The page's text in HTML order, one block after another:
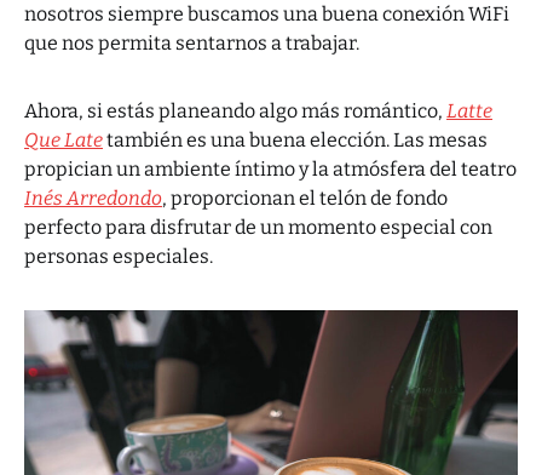
nosotros siempre buscamos una buena conexión WiFi
que nos permita sentarnos a trabajar.
Ahora, si estás planeando algo más romántico, Latte
Que Latetambién es una buena elección. Las mesas
propician un ambiente íntimo y la atmósfera del teatro
Inés Arredondo, proporcionan el telón de fondo
perfecto para disfrutar de un momento especial con
personas especiales.